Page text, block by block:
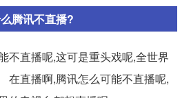
腾讯不直播?
不直播呢,这可是重头戏呢,全世界
在直播啊,腾讯怎么可能不直播呢,